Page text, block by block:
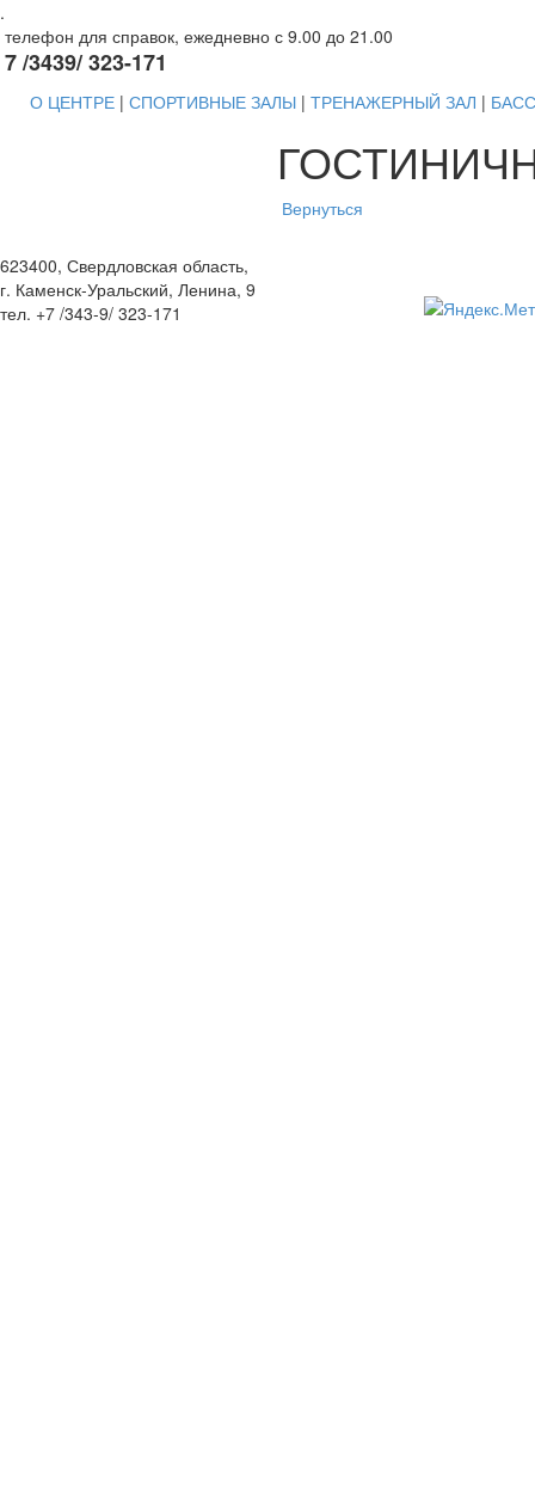
.
телефон для справок, ежедневно с 9.00 до 21.00
7 /3439/ 323-171
О ЦЕНТРЕ | СПОРТИВНЫЕ ЗАЛЫ | ТРЕНАЖЕРНЫЙ ЗАЛ |
Вернуться
623400, Свердловская область,
г. Каменск-Уральский, Ленина, 9
тел. +7 /343-9/ 323-171